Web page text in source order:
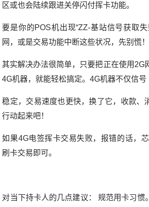
区或也会陆续跟进关停闪付挥卡功能。
要是你的POS机出现“ZZ-基站信号获取
网，或是交易功能中断这些状况，先别慌！
其实解决办法很简单，只要把正在使用2G
4G机器，就能轻松搞定。4G机器不仅信号
稳定，交易速度也更快，换了它，收款、
行动起来吧！
如果4G电签挥卡交易失败，报错的话，
刷卡交易即可。
对当下持卡人的几点建议： 规范用卡习惯